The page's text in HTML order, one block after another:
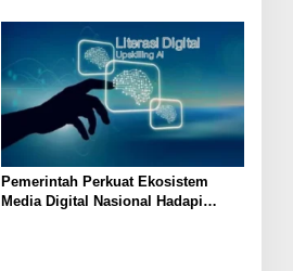
Pemerintah Perkuat Ekosistem
Media Digital Nasional Hadapi